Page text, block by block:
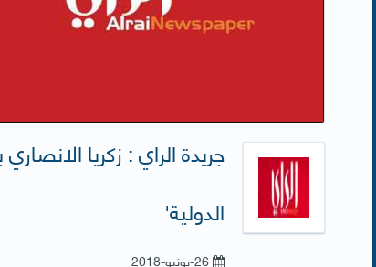
جريدة الراي : زكريا
الدولية'
26-يونيو-2018